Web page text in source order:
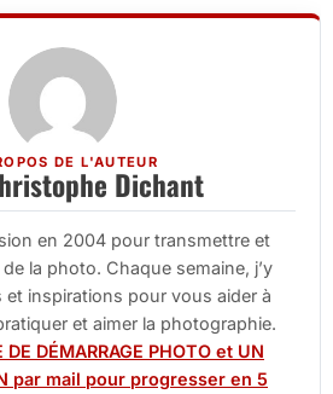
DE L'AUTEUR
Dichant
en 2004 pour transmettre et
la photo. Chaque semaine, j’y
et inspirations pour vous aider à
et aimer la photographie.
DÉMARRAGE PHOTO et UN
par mail pour progresser en 5